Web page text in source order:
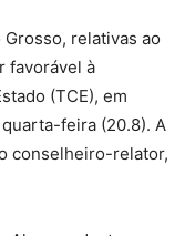
relativas ao
favorável à
(TCE), em
feira (20.8). A
conselheiro-relator,